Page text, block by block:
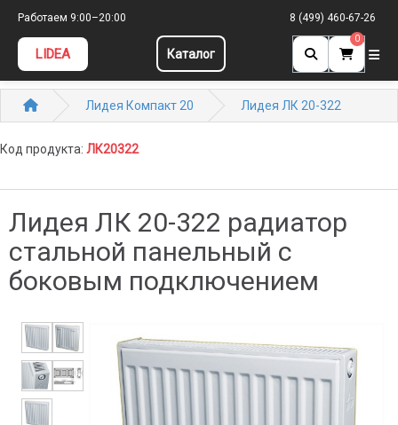
Работаем 9:00–20:00 8 (499) 460-67-26
LIDEA Каталог
0
Лидея Компакт 20 Лидея ЛК 20-322
Код продукта: ЛК20322
Лидея ЛК 20-322 радиатор
стальной панельный с
боковым подключением